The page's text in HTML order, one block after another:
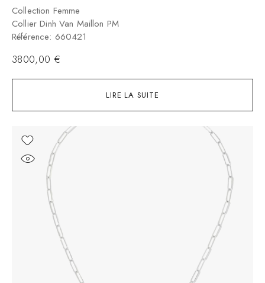
LIRE LA SUITE
Collection Femme
Collier Dinh Van Maillon PM
Référence: 660421
3800,00 €